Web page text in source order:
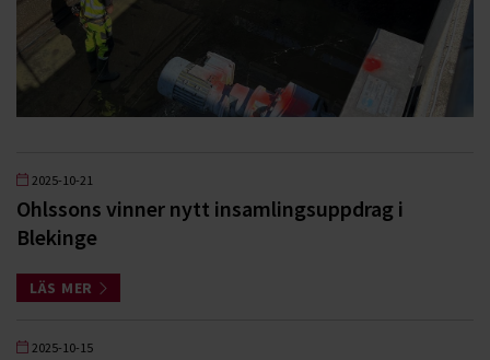
2025-10-21
Ohlssons vinner nytt insamlingsuppdrag i
Blekinge
LÄS MER
2025-10-15